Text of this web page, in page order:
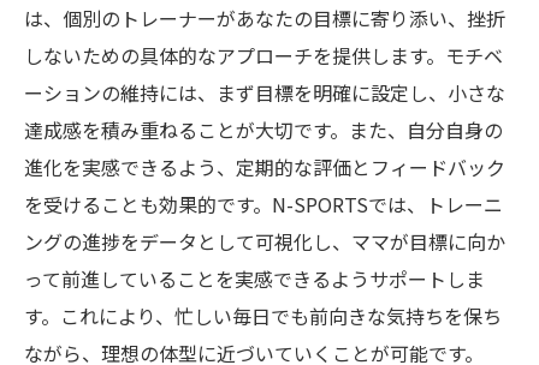
パーソナルジムでのトレーニングがもたら
す変化
N-SPORTSのパーソナルジムで健康的にダイエ
ットを成功させる
N-SPORTSで提供される特別プログラムの
特徴
健康的なダイエットを実現するためのカス
タマイズプラン
専門トレーナーが導く成功への道
は、個別のトレーナーがあなたの目標に寄り添い、挫折
しないための具体的なアプローチを提供します。モチベ
ーションの維持には、まず目標を明確に設定し、小さな
達成感を積み重ねることが大切です。また、自分自身の
進化を実感できるよう、定期的な評価とフィードバック
を受けることも効果的です。N-SPORTSでは、トレーニ
ングの進捗をデータとして可視化し、ママが目標に向か
って前進していることを実感できるようサポートしま
す。これにより、忙しい毎日でも前向きな気持ちを保ち
ながら、理想の体型に近づいていくことが可能です。